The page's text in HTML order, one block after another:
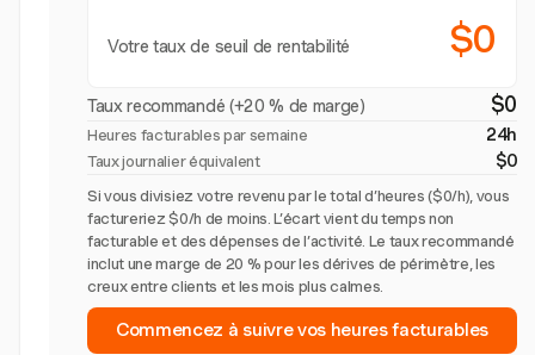
Votre taux de seuil de rentabilité $0
Taux recommandé (+20 % de marge) $0
Heures facturables par semaine 24h
Taux journalier équivalent $0
Si vous divisiez votre revenu par le total d’heures ($0/h), vous
factureriez $0/h de moins. L’écart vient du temps non
facturable et des dépenses de l’activité. Le taux recommandé
inclut une marge de 20 % pour les dérives de périmètre, les
creux entre clients et les mois plus calmes.
Commencez à suivre vos heures facturables